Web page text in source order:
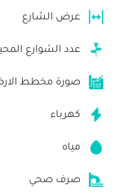
عرض الشارع
عدد الشوارع
صورة مخطط
كهرباء
مياه
صرف صحي